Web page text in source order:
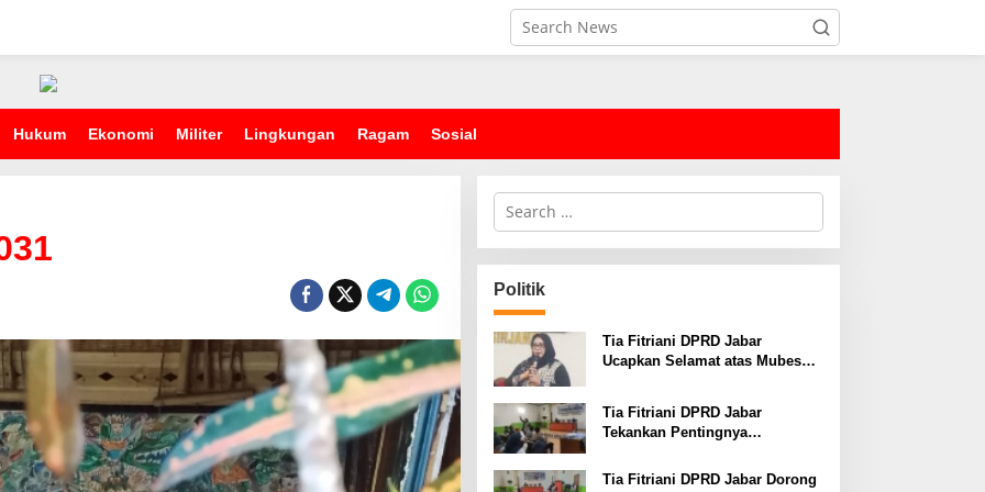
Hukum Ekonomi Militer Lingkungan Ragam Sosial
S
r
c
h
f
o
:
Politik
Tia Fitriani DPRD Jabar
Ucapkan Selamat atas Mubes
Jabar
Tia Fitriani DPRD Jabar
Tekankan Pentingnya
Perkuat Kader NasDem di
Tia Fitriani DPRD Jabar Dorong